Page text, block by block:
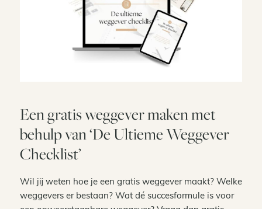
Een gratis weggever maken met
behulp van ‘De Ultieme Weggever
Checklist’
Wil jij weten hoe je een gratis weggever maakt? Welke
weggevers er bestaan? Wat dé succesformule is voor